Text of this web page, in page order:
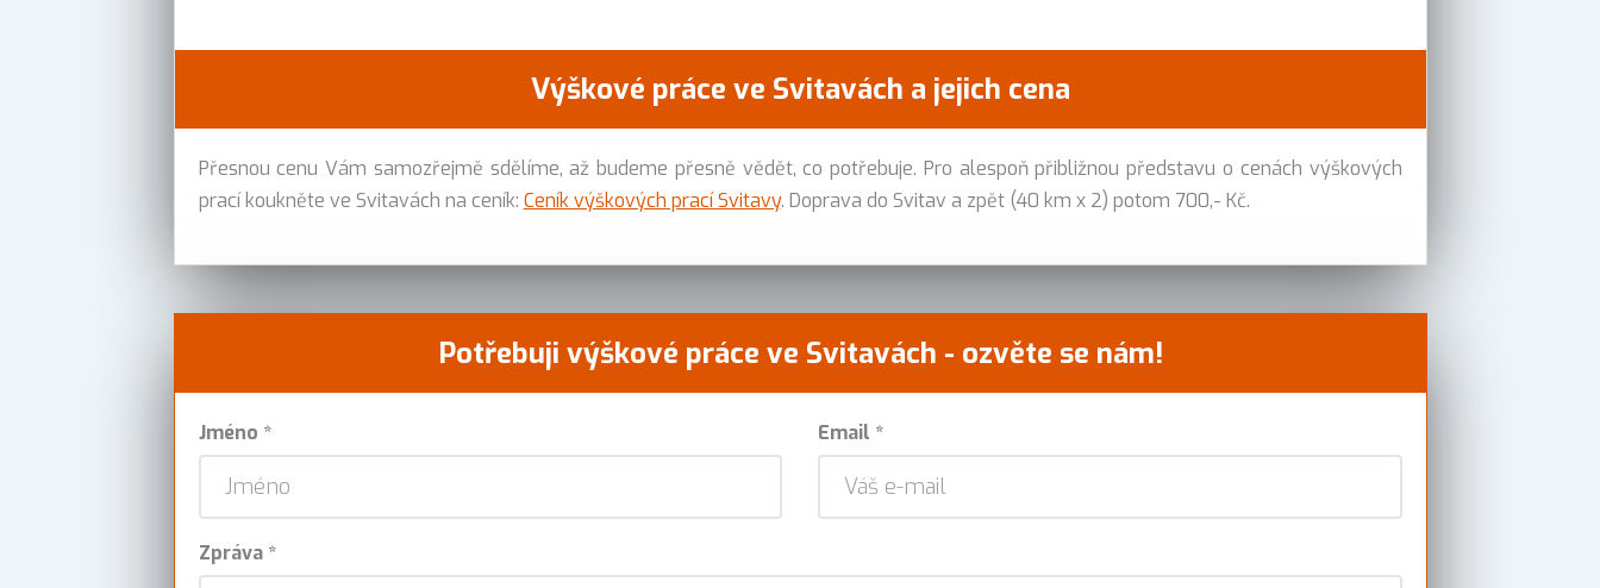
Výškové práce ve Svitavách a jejich cena
Přesnou cenu Vám samozřejmě sdělíme, až budeme přesně vědět, co potřebuje. Pro alespoň přibližnou představu o cenách výškových
prací koukněte ve Svitavách na ceník: Ceník výškových prací Svitavy. Doprava do Svitav a zpět (40 km x 2) potom 700,- Kč.
Potřebuji výškové práce ve Svitavách - ozvěte se nám!
Jméno * Email *
Zpráva *